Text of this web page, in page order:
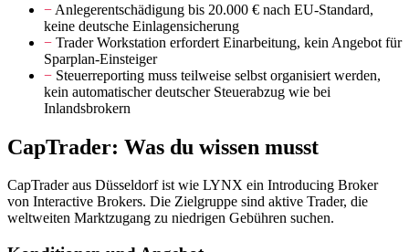
− Anlegerentschädigung bis 20.000 € nach EU-Standard,
keine deutsche Einlagensicherung
− Trader Workstation erfordert Einarbeitung, kein Angebot für
Sparplan-Einsteiger
− Steuerreporting muss teilweise selbst organisiert werden,
kein automatischer deutscher Steuerabzug wie bei
Inlandsbrokern
CapTrader: Was du wissen musst
CapTrader aus Düsseldorf ist wie LYNX ein Introducing Broker
von Interactive Brokers. Die Zielgruppe sind aktive Trader, die
weltweiten Marktzugang zu niedrigen Gebühren suchen.